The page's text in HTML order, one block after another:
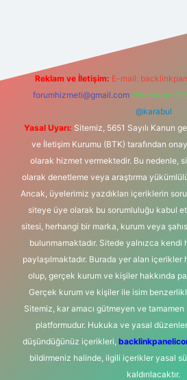
Reklam ve İletişim: E-mail:
forumhizmeti@gmail.com Whatsapp:
@karabul
Yasal Uyarı: Sitemiz, 5651 Sayılı Kanun
ve İletişim Kurumu (BTK) tarafından
olarak hizmet vermektedir. Bu nedenle,
olarak denetleme veya araştırma
Ancak, üyelerimiz yazdıkları içeriklerin
siteye üye olarak bu sorumluluğu kabul
sitesi, herhangi bir marka, kurum veya
bulunmamaktadır. Sitede yalnızca kendi
paylaşılmaktadır. Burada yer alan içerikler
olup, gerçek kurum ve kişiler hakkında
Gerçek kurum ve kişiler ile isim
Sitemiz, kar amacı gütmeyen ve
platformudur. Hukuka ve yasal
düşündüğünüz içerikleri,
bildirmeniz halinde, ilgili içerikler yasal
kaldırılacaktır.